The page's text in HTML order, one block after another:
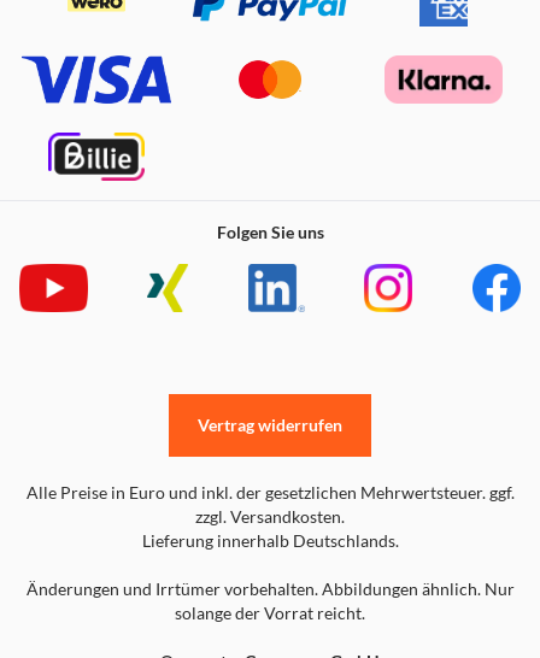
Folgen Sie uns
Alle Preise in Euro und inkl. der gesetzlichen Mehrwertsteuer. ggf.
zzgl. Versandkosten.
Lieferung innerhalb Deutschlands.
Änderungen und Irrtümer vorbehalten. Abbildungen ähnlich. Nur
solange der Vorrat reicht.
Vertrag widerrufen